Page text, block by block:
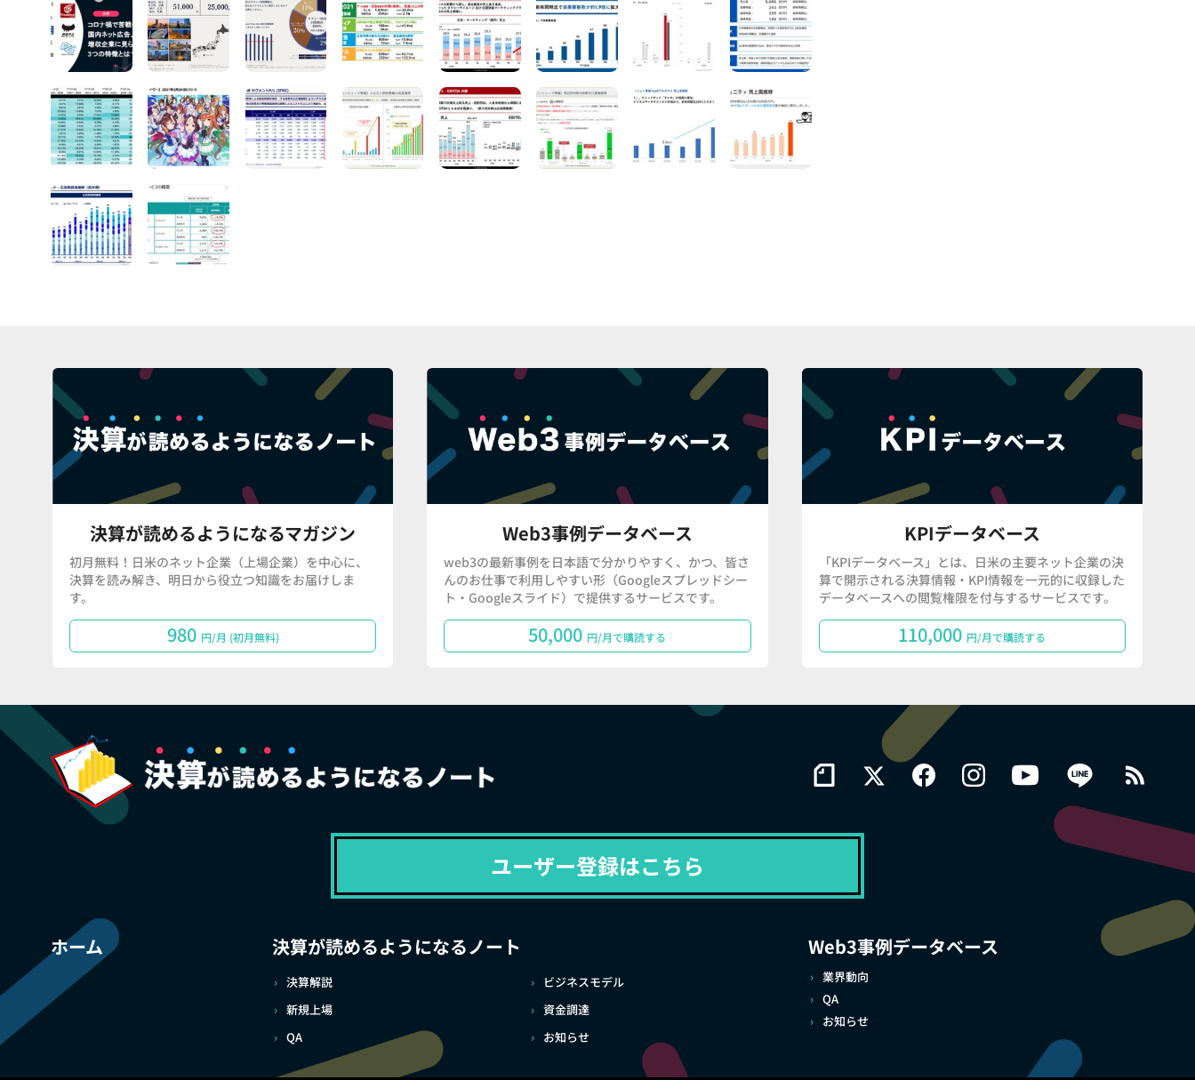
決算が読めるようになるマガジン
初月無料！日米のネット企業（上場企業）を中心に、
決算を読み解き、明日から役立つ知識をお届けしま
す。
980 円/月 (初月無料)
Web3事例データベース
web3の最新事例を日本語で分かりやすく、かつ、皆さ
んのお仕事で利用しやすい形（Googleスプレッドシー
ト・Googleスライド）で提供するサービスです。
50,000 円/月で購読する
KPIデータベース
「KPIデータベース」とは、日米の主要ネット企業の決
算で開示される決算情報・KPI情報を一元的に収録した
データベースへの閲覧権限を付与するサービスです。
110,000 円/月で購読する
ユーザー登録はこちら
ホーム 決算が読めるようになるノート
決算解説
ビジネスモデル
新規上場
資金調達
QA
お知らせ
Web3事例データベース
業界動向
QA
お知らせ